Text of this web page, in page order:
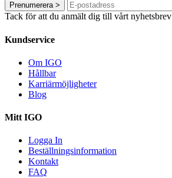
Prenumerera>
Tack för att du anmält dig till vårt nyhetsbrev
Kundservice
Om IGO
Hållbar
Karriärmöjligheter
Blog
Mitt IGO
Logga In
Beställningsinformation
Kontakt
FAQ